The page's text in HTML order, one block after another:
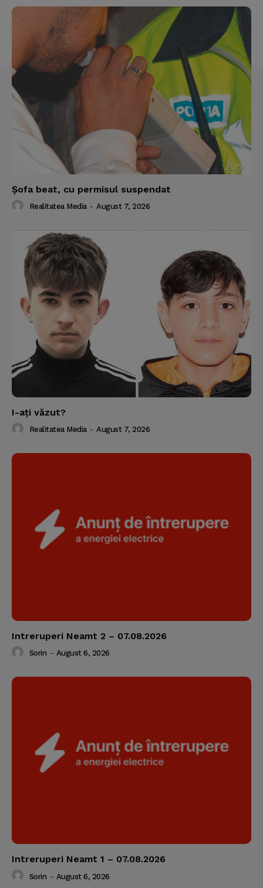
Şofa beat, cu permisul suspendat
Realitatea Media - August 7, 2026
I-aţi văzut?
Realitatea Media - August 7, 2026
Intreruperi Neamt 2 – 07.08.2026
Sorin - August 6, 2026
Intreruperi Neamt 1 – 07.08.2026
Sorin - August 6, 2026